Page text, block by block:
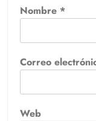
Nombre *
Correo
Web